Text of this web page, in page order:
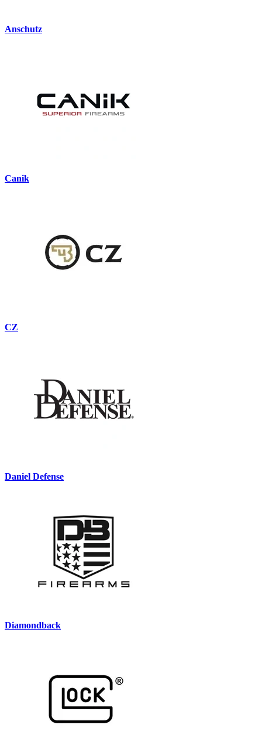
Anschutz
Canik
CZ
Daniel Defense
Diamondback